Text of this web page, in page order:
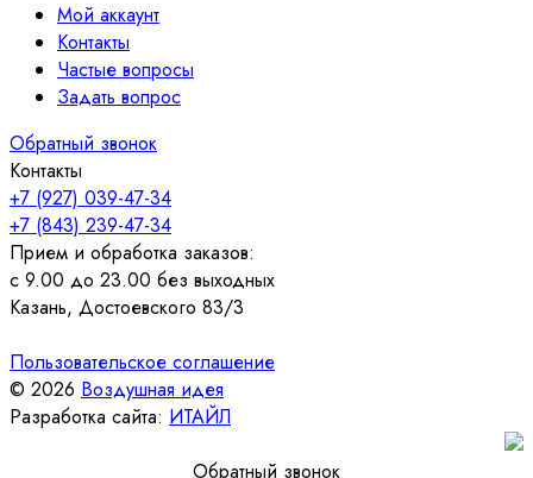
Мой аккаунт
Контакты
Частые вопросы
Задать вопрос
Обратный звонок
Контакты
+7 (927) 039-47-34
+7 (843) 239-47-34
Прием и обработка заказов:
с 9.00 до 23.00 без выходных
Казань, Достоевского 83/3
Пользовательское соглашение
© 2026 Воздушная идея
Разработка сайта: ИТАЙЛ
Обратный звонок